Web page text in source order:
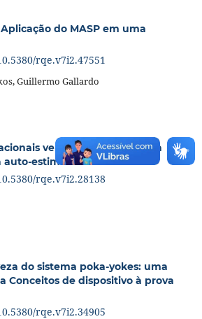
do MASP em uma
rqe.v7i2.47551
Guillermo Gallardo
versus um aumento da
auto-estima
rqe.v7i2.28138
do sistema poka-yokes: uma
Conceitos de dispositivo à prova
rqe.v7i2.34905